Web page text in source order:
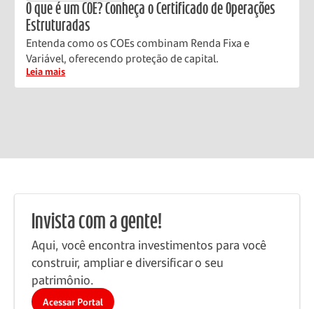
O que é um COE? Conheça o Certificado de Operações
Estruturadas
Entenda como os COEs combinam Renda Fixa e
Variável, oferecendo proteção de capital.
Leia mais
Invista com a gente!
Aqui, você encontra investimentos para você
construir, ampliar e diversificar o seu
patrimônio.
Acessar Portal